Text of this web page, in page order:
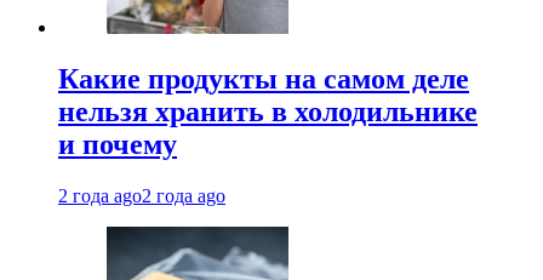
Какие продукты на самом деле
нельзя хранить в холодильнике
и почему
2 года ago2 года ago